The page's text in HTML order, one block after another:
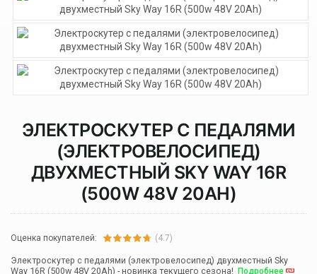
ЭЛЕКТРОСКУТЕР С ПЕДАЛЯМИ
(ЭЛЕКТРОВЕЛОСИПЕД)
ДВУХМЕСТНЫЙ SKY WAY 16R
(500W 48V 20AH)
Оценка покупателей: (4.7)
Электроскутер с педалями (электровелосипед) двухместный Sky
Way 16R (500w 48V 20Ah) - новинка текущего сезона! Подробнее